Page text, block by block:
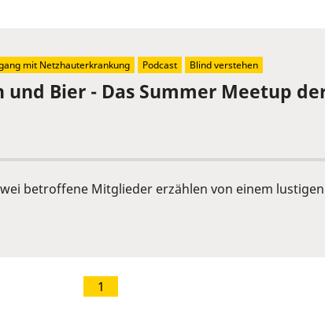
Bier - Das Summer Meetup
betroffene Mitglieder erzählen von einem
mit Netzhauterkrankung Podcast Blind verstehen
1